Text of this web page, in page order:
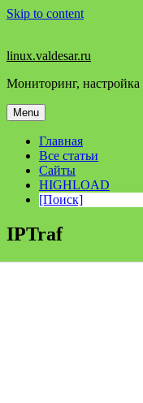
Skip to content
linux.valdesar.ru
Мониторинг,
Menu
Главная
Все статьи
Сайты
HIGHLOAD
[Поиск]
IPTraf